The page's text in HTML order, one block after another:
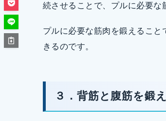
続させることで、プルに必要な
プルに必要な筋肉を鍛えるこ
きるのです。
３．背筋と腹筋を鍛